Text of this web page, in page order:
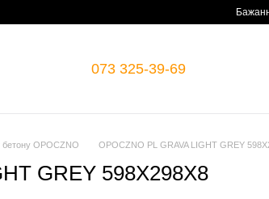
073 325-39-69
бетону OPOCZNO OPOCZNO PL GRAVA LIGHT GREY
GREY 598X298X8